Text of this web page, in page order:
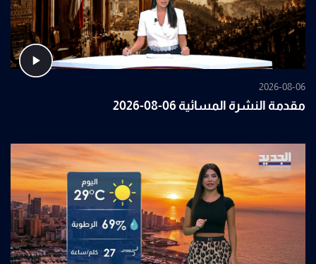
2026-08-06
مقدمة النشرة المسائية 06-08-2026